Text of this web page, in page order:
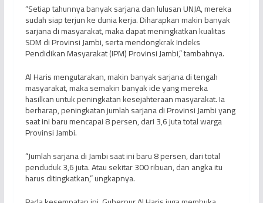
“Setiap tahunnya banyak sarjana dan lulusan UNJA, mereka
sudah siap terjun ke dunia kerja. Diharapkan makin banyak
sarjana di masyarakat, maka dapat meningkatkan kualitas
SDM di Provinsi Jambi, serta mendongkrak Indeks
Pendidikan Masyarakat (IPM) Provinsi Jambi,” tambahnya.
Al Haris mengutarakan, makin banyak sarjana di tengah
masyarakat, maka semakin banyak ide yang mereka
hasilkan untuk peningkatan kesejahteraan masyarakat. Ia
berharap, peningkatan jumlah sarjana di Provinsi Jambi yang
saat ini baru mencapai 8 persen, dari 3,6 juta total warga
Provinsi Jambi.
“Jumlah sarjana di Jambi saat ini baru 8 persen, dari total
penduduk 3,6 juta. Atau sekitar 300 ribuan, dan angka itu
harus ditingkatkan,” ungkapnya.